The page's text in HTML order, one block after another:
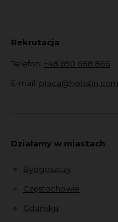
Rekrutacja
Telefon: +48 690 688 866
E-mail: praca@hotistin.com
Działamy w miastach
Bydgoszczy
Częstochowie
Gdańsku